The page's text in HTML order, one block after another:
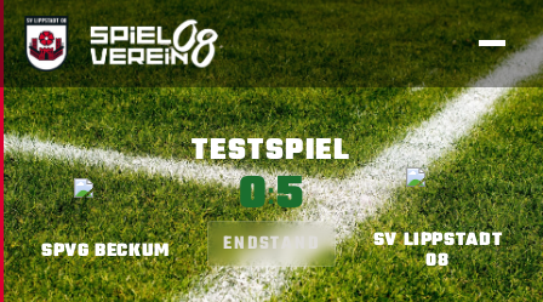
TESTSPIEL
SPVG BECKUM
0:5
ENDSTAND SV LIPPSTADT
08